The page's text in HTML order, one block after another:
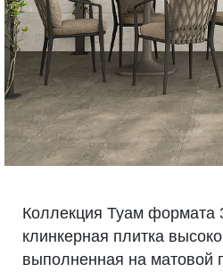
Коллекция Туам формата
клинкерная плитка
выполненная на матовой